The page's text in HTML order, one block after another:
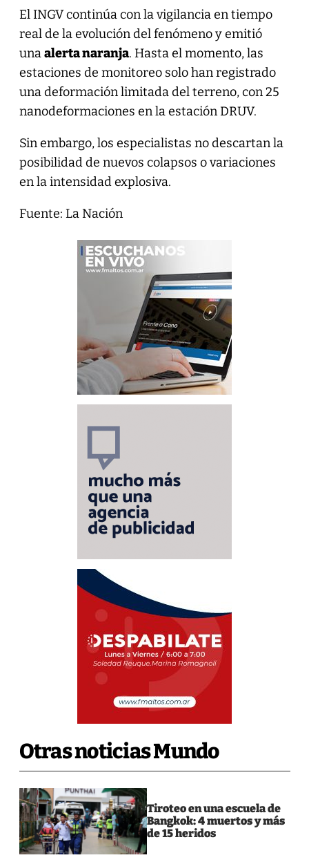
El INGV continúa con la vigilancia en tiempo
real de la evolución del fenómeno y emitió
unaalerta naranja. Hasta el momento, las
estaciones de monitoreo solo han registrado
una deformación limitada del terreno, con 25
nanodeformaciones en la estación DRUV.
Sin embargo, los especialistas no descartan la
posibilidad de nuevos colapsos o variaciones
en la intensidad explosiva.
Fuente: La Nación
Otras noticias Mundo
Tiroteo en una escuela de
Bangkok: 4 muertos y más
de 15 heridos